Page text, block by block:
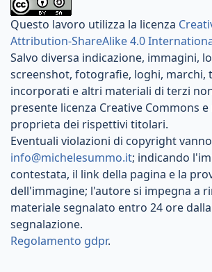
Questo lavoro utilizza la licenza
Attribution-ShareAlike 4.0
Salvo diversa indicazione, immagini,
screenshot, fotografie, loghi, marchi,
incorporati e altri materiali di terzi
presente licenza Creative Commons
proprieta dei rispettivi titolari.
Eventuali violazioni di copyright
info@michelesummo.it; indicando
contestata, il link della pagina e la
dell'immagine; l'autore si impegna a
materiale segnalato entro 24 ore
segnalazione.
Regolamento gdpr.